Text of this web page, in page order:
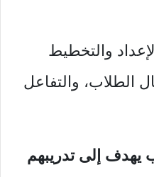
والتخطيط
الطلاب، والتفاعل
يهدف إلى تدريبهم